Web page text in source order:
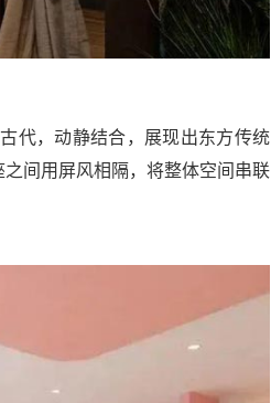
代，动静结合，展现出东方传统
间用屏风相隔，将整体空间串联